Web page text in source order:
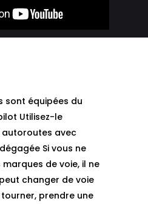
sont équipées du
Utilisez-le
autoroutes avec
Si vous ne
de voie, il ne
changer de voie
prendre une